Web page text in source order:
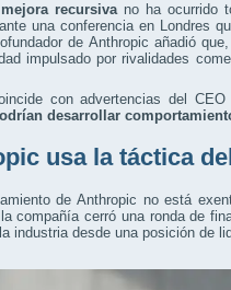
mejora recursivano ha ocurrido
una conferencia en Londres
de Anthropic añadió
impulsado por rivalidades
con advertencias del
desarrollar
usa la táctica
de Anthropic no está
compañía cerró una ronda de
industria desde una posición de